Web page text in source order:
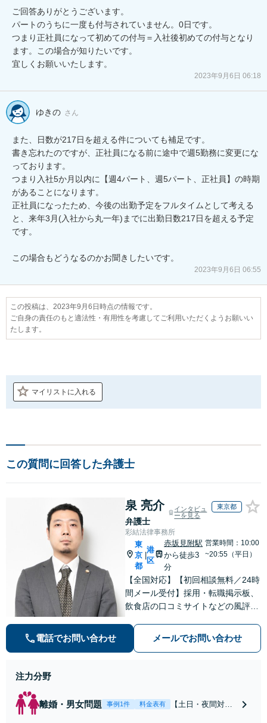
ご回答ありがとうございます。
パートのうちに一度も付与されていません。0日です。
つまり正社員になって初めての付与＝入社後初めての付与となり
ます。この場合が知りたいです。
宜しくお願いいたします。
2023年9月6日 06:18
ゆきの さん
また、日数が217日を超える件についても補足です。
書き忘れたのですが、正社員になる前に途中で週5勤務に変更にな
っております。
つまり入社5か月以内に【週4パート、週5パート、正社員】の時期
があることになります。
正社員になったため、今後の出勤予定をフルタイムとして考える
と、来年3月(入社から丸一年)までに出勤日数217日を超える予定
です。
この場合もどうなるのかお聞きしたいです。
2023年9月6日 06:55
この投稿は、2023年9月6日時点の情報です。
ご自身の責任のもと適法性・有用性を考慮してご利用いただくようお願いい
たします。
マイリストに入れる
この質問に回答した弁護士
泉 亮介
弁護士
インタビュ
ーを見る
東京都
彩結法律事務所
東
京
都
港
区
赤坂見附駅
から徒歩3
分
営業時間：10:00
~20:55（平日）
【全国対応】【初回相談無料／24時
間メール受付】採用・転職掲示板、
飲食店の口コミサイトなどの風評被
の種類を問わず相談可。可能な限り
早期対応で駆けつけサポート【労
電話でお問い合わせ メールでお問い合わせ
注力分野
離婚・男女問題 事例1件 料金表有
【土日・夜間対応